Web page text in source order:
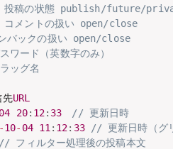
稿の状態 publish/future/
メントの扱い open/close
バックの扱い open/close
ワード（英数字のみ）
ッグ名
先URL
04 20: 12: 33
// 更新日時
-10- 04 11 : 12: 33
// 更新日時（グ
// フィルター処理後の投稿本文